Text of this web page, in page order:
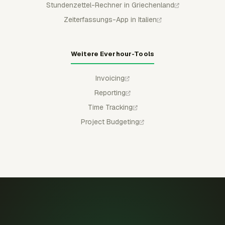
Stundenzettel-Rechner in Griechenland
Zeiterfassungs-App in Italien
Weitere Everhour-Tools
Invoicing
Reporting
Time Tracking
Project Budgeting